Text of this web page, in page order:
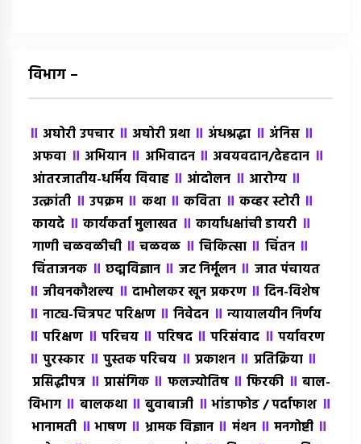
विभाग –
॥ अघोरी उपचार ॥ अघोरी प्रथा ॥ अंधश्रद्धा ॥ अंंनिस ॥
अफवा ॥ अभियान ॥ अभिवादन ॥ अवयवदान/देहदान ॥
आंतरजातीय-धर्मिय विवाह ॥ आंदोलन ॥ आरोग्य ॥
उत्क्रांती ॥ उपक्रम ॥ कथा ॥कविता ॥ कव्हर स्टोरी ॥
कायदे ॥ कार्यकर्ता मुलाखत ॥ कार्याधक्षांची डायरी ॥
गाणी चळवळीची ॥चळवळ ॥ चिकित्सा ॥ चिंतन ॥
चिंताजनक ॥ छद्मविज्ञान ॥ जट निर्मूलन ॥ जात पंचायत
॥जीवनकौशल्य ॥ दाभोलकर खून प्रकरण ॥दिन-विशेष
॥नाट्य-चित्रपट परिक्षण ॥निवेदन ॥ न्यायालयीन निर्णय
॥परिक्षण ॥ परिचय ॥ परिषद ॥परिसंवाद ॥ पर्यावरण
॥पुरस्कार ॥ पुस्तक परिचय ॥ प्रकाशन ॥ प्रतिक्रिया ॥
प्रसिद्धीपत्र ॥ प्रासंगिक ॥ फलज्योतिष ॥फिरकी ॥ बाल-
विभाग ॥ बालकथा ॥बुवाबाजी ॥भांडाफोड / पर्दाफाश ॥
भानामती ॥भाषण ॥ भ्रामक विज्ञान ॥ मंथन ॥मनगोष्टी ॥